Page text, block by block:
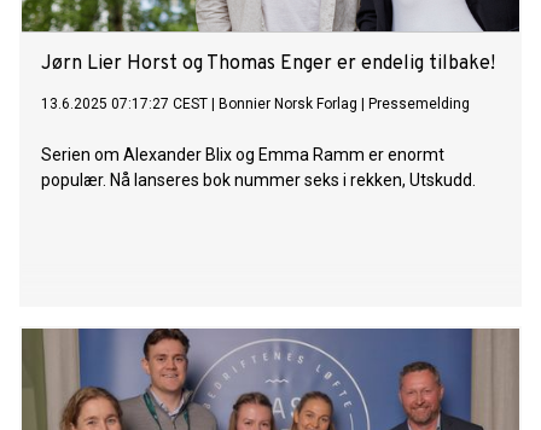
Jørn Lier Horst og Thomas Enger er endelig tilbake!
13.6.2025 07:17:27 CEST Bonnier Norsk Forlag Pressemelding
Serien om Alexander Blix og Emma Ramm er enormt
populær. Nå lanseres bok nummer seks i rekken, Utskudd.